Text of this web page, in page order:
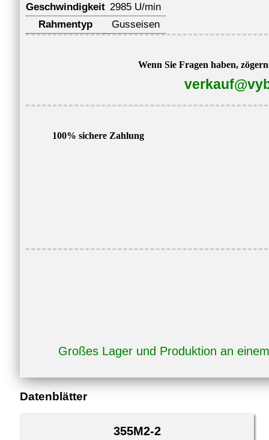
Geschwindigkeit 2985 U/min
Rahmentyp
Gusseisen
Wenn Sie Fragen haben,
100% sichere Zahlung
Großes Lager und Produktion an
Datenblätter
355M2-2